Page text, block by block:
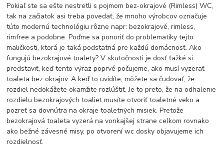
Pokiaľ ste sa ešte nestretli s pojmom bez-okrajové (Rimless) WC,
tak na začiatok asi treba povedať, že mnoho výrobcov označuje
túto modernú technológiu rôzne napr: bezokrajové, rimless,
rimfree a podobne. Poďme sa ponoriť do problematiky tejto
maličkosti, ktorá je taká podstatná pre každú domácnosť. Ako
fungujú bezokrajové toalety? V skutočnosti je dosť ťažké si
predstaviť, keď tento výraz poprvé počujeme, ako musí vyzerať
toaleta bez okrajov. A keď to uvidíte, môžete sa čudovať, že
rozdiel nedokážete okamžite rozlúštiť. Je to preto, že na odhalenie
rozdielu bezokrajových toaliet musíte otvoriť toaletné veko a
pozreť sa dovnútra na okraje toaletných misiek. Pretože
bezokrajová toaleta vyzerá na vonkajšej strane celkom rovnako
ako bežné závesné misy, po otvorení wc dosky objavujeme ich
rozdielnosť.